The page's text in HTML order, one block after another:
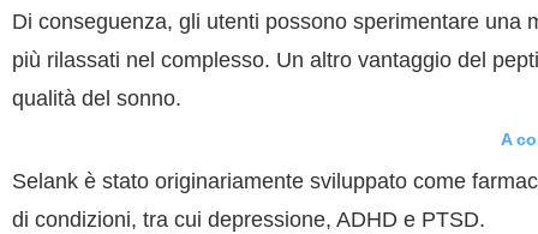
Di conseguenza, gli utenti possono sperimentare
più rilassati nel complesso. Un altro vantaggio del
qualità del sonno.
A
Selank è stato originariamente sviluppato come
di condizioni, tra cui depressione, ADHD e PTSD.